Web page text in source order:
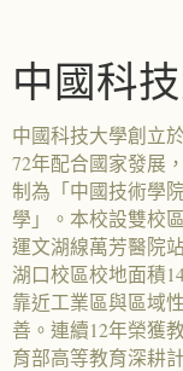
中國科
中國科技大學創立
72年配合國家發展
制為「中國技術學
學」。本校設雙校
運文湖線萬芳醫院
湖口校區校地面積
靠近工業區與區域
善。連續12年榮獲
育部高等教育深耕